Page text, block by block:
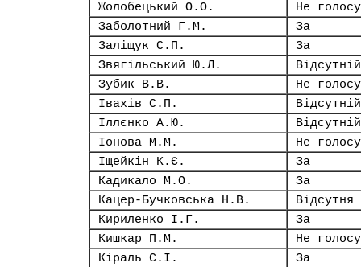
Жолобецький О.О.
Не
Заболотний Г.М.
За
Заліщук С.П.
За
Звягільський Ю.Л.
Відсутній
Зубик В.В.
Не
Івахів С.П.
Відсутній
Іллєнко А.Ю.
Відсутній
Іонова М.М.
Не
Іщейкін К.Є.
За
Кадикало М.О.
За
Кацер-Бучковська Н.В.
Відсутня
Кириленко І.Г.
За
Кишкар П.М.
Не
Кіраль С.І.
За